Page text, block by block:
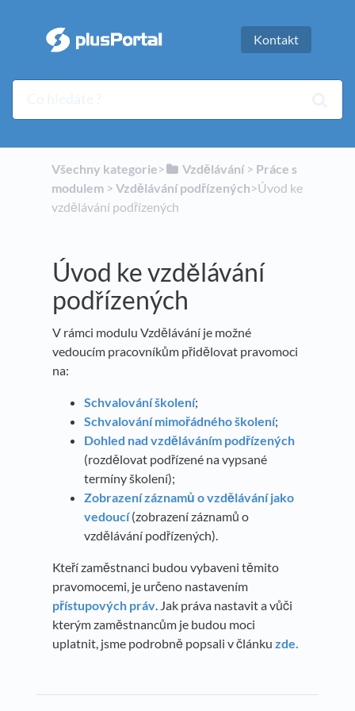
Kontakt
Všechny kategorie​>​ ​Vzdělávání​ > ​ ​Práce s
modulem​ > ​ ​Vzdělávání podřízených​>​ Úvod ke
vzdělávání podřízených
Úvod ke vzdělávání
podřízených
V rámci modulu Vzdělávání je možné
vedoucím pracovníkům přidělovat pravomoci
na:
Schvalování školení;
Schvalování mimořádného školení;
Dohled nad vzděláváním podřízených
(rozdělovat podřízené na vypsané
termíny školení);
Zobrazení záznamů o vzdělávání jako
vedoucí(zobrazení záznamů o
vzdělávání podřízených).
Kteří zaměstnanci budou vybaveni těmito
pravomocemi, je určeno nastavením
přístupových práv. Jak práva nastavit a vůči
kterým zaměstnancům je budou moci
uplatnit, jsme podrobně popsali v článku zde.